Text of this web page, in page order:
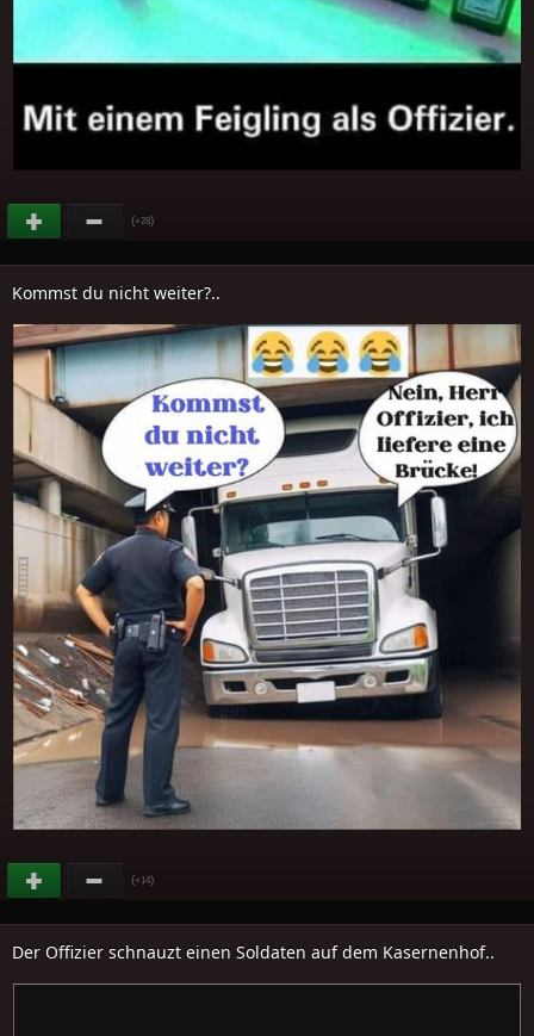
(+28)
Kommst du nicht weiter?..
(+14)
Der Offizier schnauzt einen Soldaten auf dem Kasernenhof..